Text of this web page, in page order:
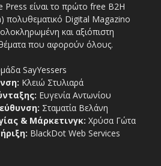
Press είναι το πρώτο free Β2Η
πολυθεματικό Digital Magazino
και αξιόπιστη
που αφορούν όλους.
SayYessers
Κλειώ Στυλιαρά
Ευγενία Αντωνίου
Σταματία Βελάνη
& Μάρκετινγκ: Χρύσα Γώτα
BlackDot Web Services